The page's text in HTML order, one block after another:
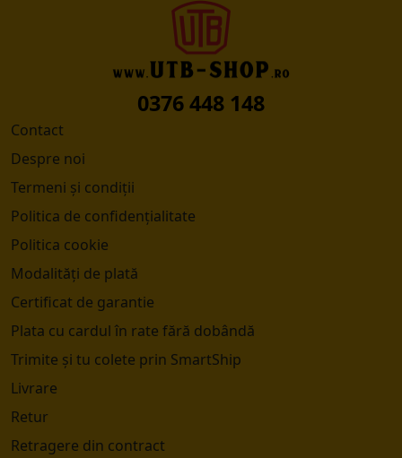
0376 448 148
Contact
Despre noi
Termeni și condiții
Politica de confidențialitate
Politica cookie
Modalități de plată
Certificat de garantie
Plata cu cardul în rate fără dobândă
Trimite și tu colete prin SmartShip
Livrare
Retur
Retragere din contract